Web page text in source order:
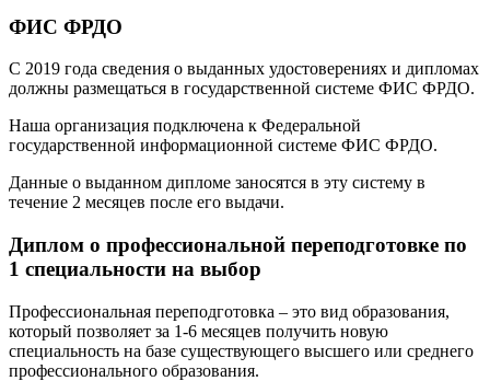
ФИС ФРДО
С 2019 года сведения о выданных удостоверениях и дипломах
должны размещаться в государственной системе ФИС ФРДО.
Наша организация подключена к Федеральной
государственной информационной системе ФИС ФРДО.
Данные о выданном дипломе заносятся в эту систему в
течение 2 месяцев после его выдачи.
Диплом о профессиональной переподготовке по
1 специальности на выбор
Профессиональная переподготовка – это вид образования,
который позволяет за 1-6 месяцев получить новую
специальность на базе существующего высшего или среднего
профессионального образования.